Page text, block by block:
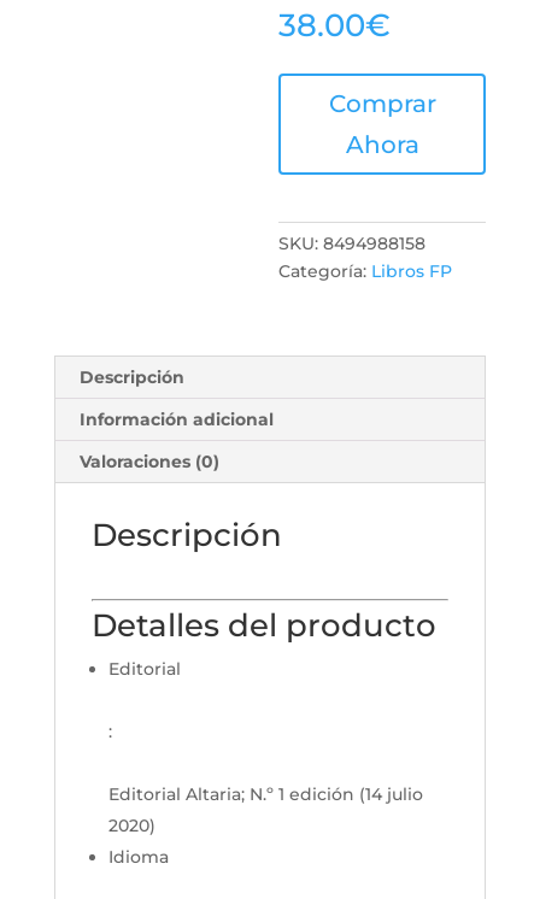
38.00€
Comprar
Ahora
SKU:8494988158
Categoría: Libros FP
Descripción
Información adicional
Valoraciones (0)
Descripción
Detalles del producto
Editorial
:
Editorial Altaria; N.º 1 edición (14 julio
2020)
Idioma